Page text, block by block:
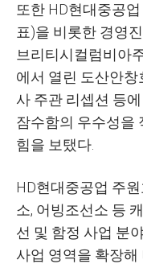
또한 HD현대중공
표)을 비롯한 경영
브리티시컬럼비아
에서 열린 도산안
사 주관 리셉션 등
잠수함의 우수성을
힘을 보탰다.
HD현대중공업 주
소, 어빙조선소 등
선 및 함정 사업 분
사업 영역을 확장해